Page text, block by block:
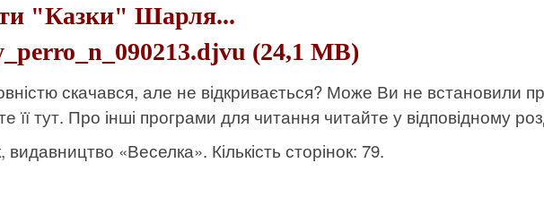
"Казки" Шарля...
(24,1 MB)
скачався, але не відкривається? Може Ви не встановили
її тут. Про інші програми для читання читайте у відповідному
видавництво «Веселка». Кількість сторінок: 79.